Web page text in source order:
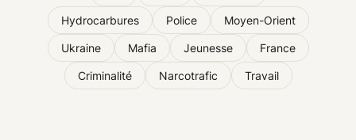
Hydrocarbures Police Moyen-Orient
Ukraine Mafia Jeunesse France
Criminalité Narcotrafic Travail